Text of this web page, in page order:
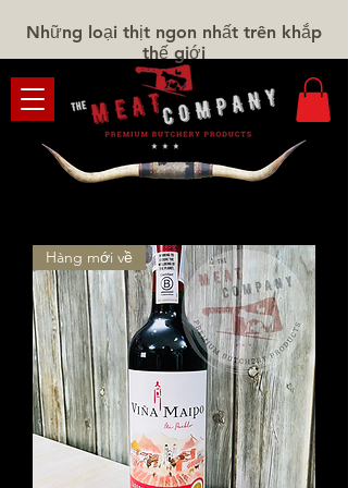
Những loại thịt ngon nhất trên khắp
thế giới
Hàng mới về